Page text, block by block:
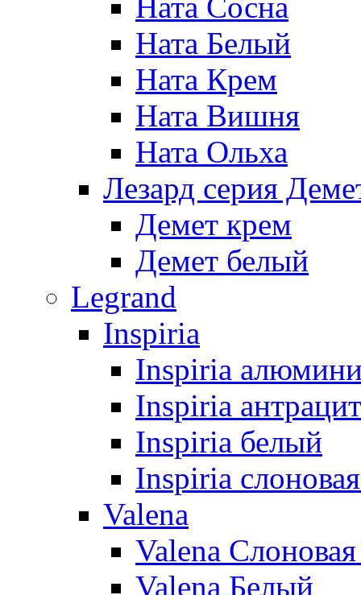
Ната Белый
Ната Крем
Ната Вишня
Ната Ольха
Лезард серия
Демет крем
Демет белый
Legrand
Inspiria
Inspiria
Inspiria антрацит
Inspiria белый
Inspiria
Valena
Valena Слоновая
Valena Белый